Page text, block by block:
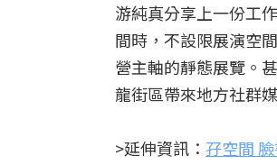
游純真分享上一份工
間時，不設限展演空
營主軸的靜態展覽。
龍街區帶來地方社群
>延伸資訊： 孖空間